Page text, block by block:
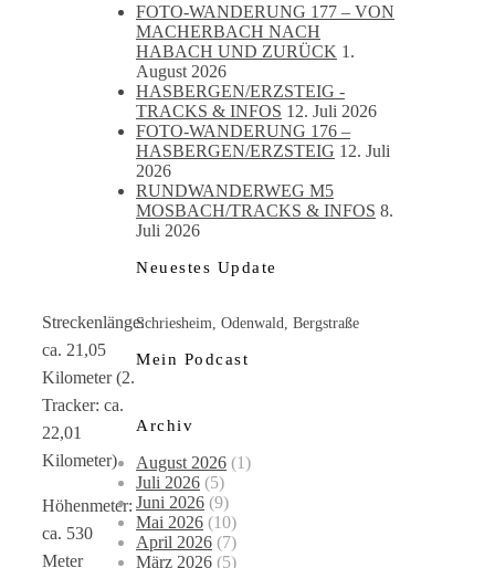
Streckenlänge:
ca. 21,05
Kilometer (2.
Tracker: ca.
22,01
Kilometer)
Höhenmeter:
ca. 530
Meter
FOTO-WANDERUNG 177 – VON
MACHERBACH NACH
HABACH UND ZURÜCK 1.
August 2026
HASBERGEN/ERZSTEIG -
TRACKS & INFOS 12. Juli 2026
FOTO-WANDERUNG 176 –
HASBERGEN/ERZSTEIG 12. Juli
2026
RUNDWANDERWEG M5
MOSBACH/TRACKS & INFOS 8.
Juli 2026
Neuestes Update
Schriesheim, Odenwald, Bergstraße
Mein Podcast
Archiv
August 2026 (1)
Juli 2026 (5)
Juni 2026 (9)
Mai 2026 (10)
April 2026 (7)
März 2026 (5)